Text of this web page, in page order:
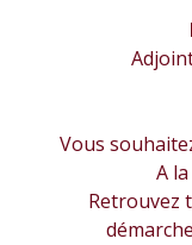
Vous
A
Retrouvez